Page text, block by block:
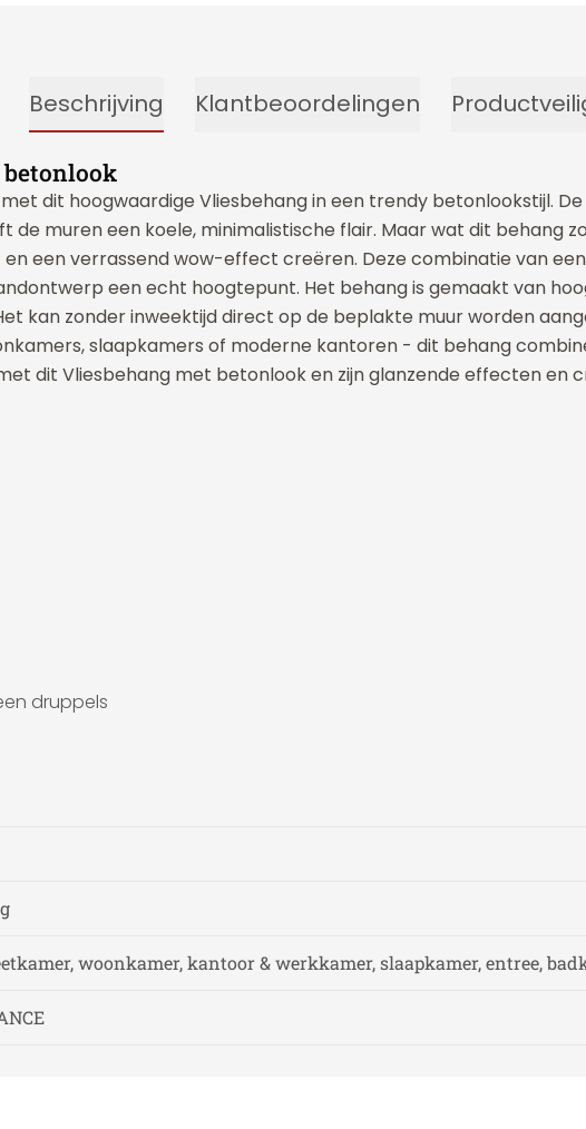
Beschrijving Klantbeoordelingen
betonlook
dit hoogwaardige Vliesbehang in een trendy betonlookstijl.
de muren een koele, minimalistische flair. Maar wat dit behang
een verrassend wow-effect creëren. Deze combinatie van
een echt hoogtepunt. Het behang is gemaakt van
kan zonder inweektijd direct op de beplakte muur worden
slaapkamers of moderne kantoren - dit behang
dit Vliesbehang met betonlook en zijn glanzende effecten en
druppels
woonkamer, kantoor & werkkamer, slaapkamer, entree,